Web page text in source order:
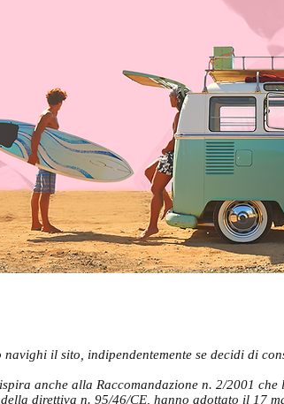
il sito, indipendentemente se decidi di
anche alla Raccomandazione n. 2/2001
direttiva n. 95/46/CE, hanno adottato il 17